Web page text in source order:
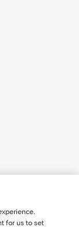
for us to set